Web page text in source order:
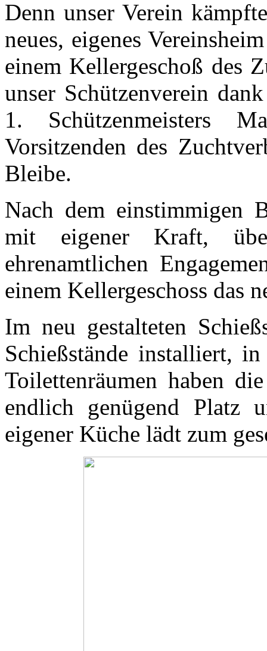
Denn unser Verein
neues, eigenes
einem Kellergeschoß des
unser Schützenverein
1. Schützenmeisters
Vorsitzenden des
Bleibe.
Nach dem einstimmigen
mit eigener Kraft,
ehrenamtlichen
einem Kellergeschoss das
Im neu gestalteten
Schießstände installiert,
Toilettenräumen haben
endlich genügend Platz
eigener Küche lädt zum